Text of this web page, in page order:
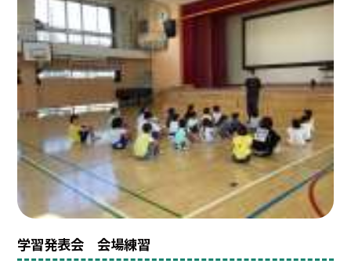
学習発表会 会場練習